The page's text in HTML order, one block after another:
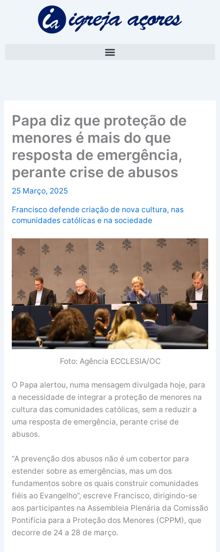
Papa diz que proteção de
menores é mais do que
resposta de emergência,
perante crise de abusos
25 Março, 2025
Francisco defende criação de nova cultura, nas
comunidades católicas e na sociedade
Foto: Agência ECCLESIA/OC
O Papa alertou, numa mensagem divulgada hoje, para
a necessidade de integrar a proteção de menores na
cultura das comunidades católicas, sem a reduzir a
uma resposta de emergência, perante crise de
abusos.
“A prevenção dos abusos não é um cobertor para
estender sobre as emergências, mas um dos
fundamentos sobre os quais construir comunidades
fiéis ao Evangelho”, escreve Francisco, dirigindo-se
aos participantes na Assembleia Plenária da Comissão
Pontifícia para a Proteção dos Menores (CPPM), que
decorre de 24 a 28 de março.